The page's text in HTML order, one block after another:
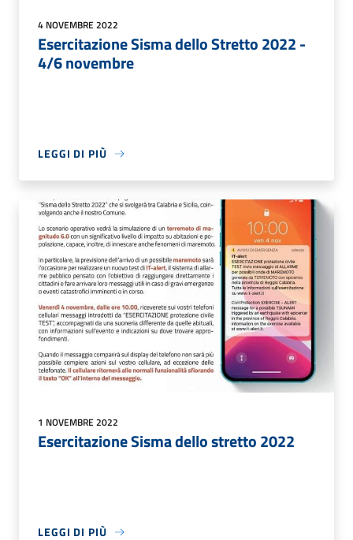
4 NOVEMBRE 2022
Esercitazione Sisma dello Stretto 2022 -
4/6 novembre
LEGGI DI PIÙ
1 NOVEMBRE 2022
Esercitazione Sisma dello stretto 2022
LEGGI DI PIÙ